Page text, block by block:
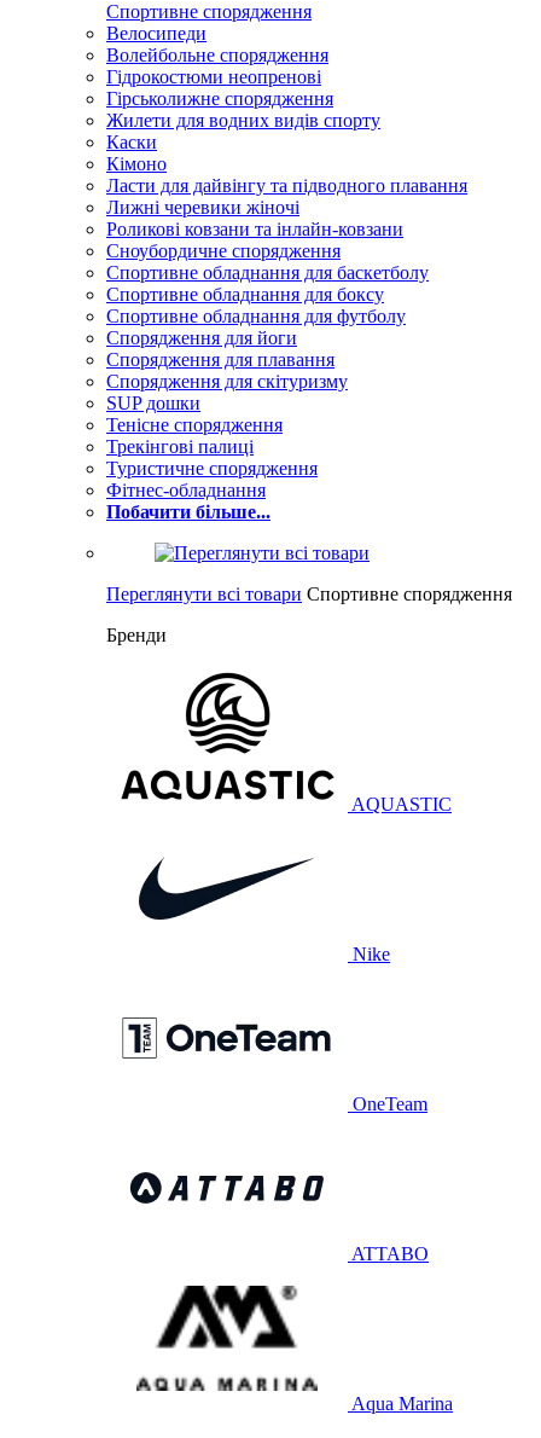
Спортивне спорядження
Велосипеди
Волейбольне спорядження
Гідрокостюми неопренові
Гірськолижне спорядження
Жилети для водних видів спорту
Каски
Кімоно
Ласти для дайвінгу та підводного плавання
Лижні черевики жіночі
Роликові ковзани та інлайн-ковзани
Сноубордичне спорядження
Спортивне обладнання для баскетболу
Спортивне обладнання для боксу
Спортивне обладнання для футболу
Спорядження для йоги
Спорядження для плавання
Спорядження для скітуризму
SUP дошки
Тенісне спорядження
Трекінгові палиці
Туристичне спорядження
Фітнес-обладнання
Побачити більше...
Переглянути всі товари Спортивне спорядження
Бренди
AQUASTIC
Nike
OneTeam
ATTABO
Aqua Marina